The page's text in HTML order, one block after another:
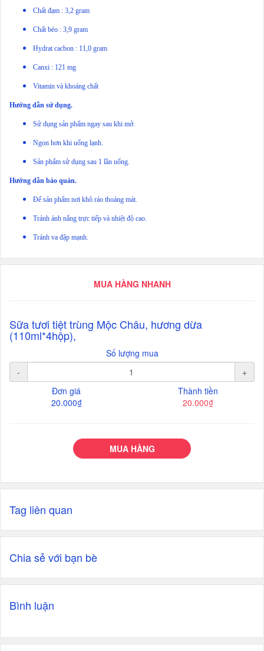
Chất đạm : 3,2 gram
Chất béo : 3,9 gram
Hydrat cacbon : 11,0 gram
Canxi : 121 mg
Vitamin và khoáng chất
Hướng dẫn sử dụng.
Sử dụng sản phẩm ngay sau khi mở.
Ngon hơn khi uống lạnh.
Sản phẩm sử dụng sau 1 lần uống.
Hướng dẫn bảo quản.
Để sản phẩm nơi khô ráo thoáng mát.
Tránh ánh nắng trực tiếp và nhiệt độ cao.
Tránh va đập mạnh.
MUA HÀNG NHANH
Sữa tươi tiệt trùng Mộc Châu, hương dừa
(110ml*4hộp),
Số lượng mua
-
+
Đơn giá
20.000₫
Thành tiền
20.000₫
MUA HÀNG
Tag liên quan
Chia sẻ với bạn bè
Bình luận